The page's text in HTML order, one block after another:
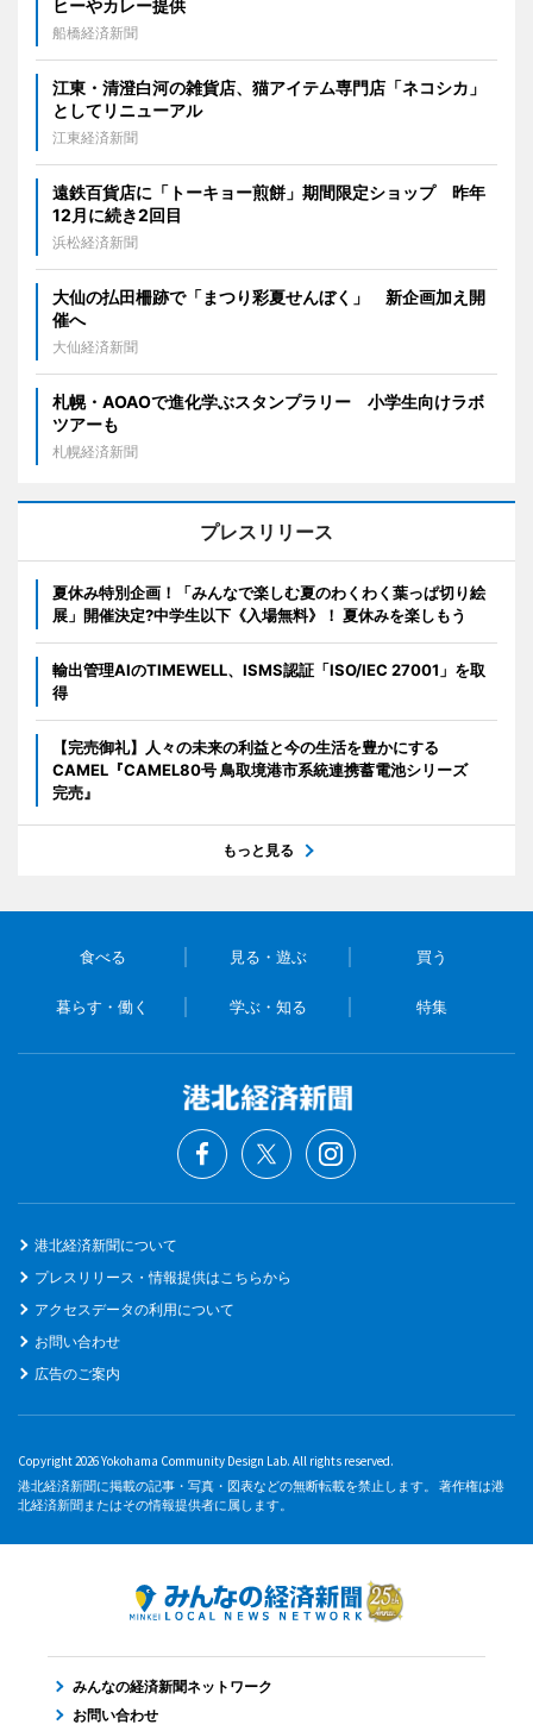
ヒーやカレー提供
船橋経済新聞
江東・清澄白河の雑貨店、猫アイテム専門店「ネコシカ」
としてリニューアル
江東経済新聞
遠鉄百貨店に「トーキョー煎餅」期間限定ショップ 昨年
12月に続き2回目
浜松経済新聞
大仙の払田柵跡で「まつり彩夏せんぼく」 新企画加え開
催へ
大仙経済新聞
札幌・AOAOで進化学ぶスタンプラリー 小学生向けラボ
ツアーも
札幌経済新聞
プレスリリース
夏休み特別企画！「みんなで楽しむ夏のわくわく葉っぱ切り絵
展」開催決定?中学生以下《入場無料》！ 夏休みを楽しもう
輸出管理AIのTIMEWELL、ISMS認証「ISO/IEC 27001」を取
得
【完売御礼】人々の未来の利益と今の生活を豊かにする
CAMEL『CAMEL80号 鳥取境港市系統連携蓄電池シリーズ
完売』
もっと見る
食べる 見る・遊ぶ 買う
暮らす・働く 学ぶ・知る 特集
港北経済新聞について
プレスリリース・情報提供はこちらから
アクセスデータの利用について
お問い合わせ
広告のご案内
Copyright 2026 Yokohama Community Design Lab. All rights reserved.
港北経済新聞に掲載の記事・写真・図表などの無断転載を禁止します。 著作権は港
北経済新聞またはその情報提供者に属します。
みんなの経済新聞ネットワーク
お問い合わせ